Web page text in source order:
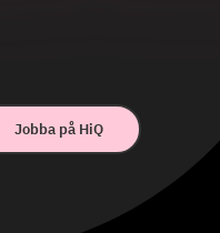
Jobba på HiQ